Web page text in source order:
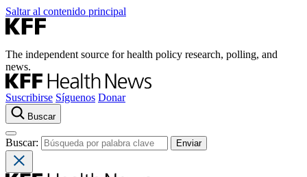
Saltar al contenido principal
The independent source for health policy research, polling, and
news.
Suscribirse Síguenos Donar
Buscar
Buscar: